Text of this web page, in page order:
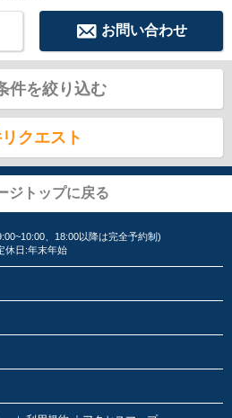
お問い合わせ
件を絞り込む
クエスト
ジトップに戻る
、18:00以降は完全予約制)
休日:年末年始